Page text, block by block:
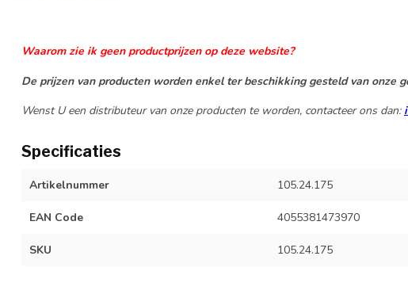
Waarom zie ik geen productprijzen op deze website?
De prijzen van producten worden enkel ter beschikking gesteld van onze
Wenst U een distributeur van onze producten te worden, contacteer ons dan:
Specificaties
Artikelnummer 105.24.175
EAN Code 4055381473970
SKU 105.24.175